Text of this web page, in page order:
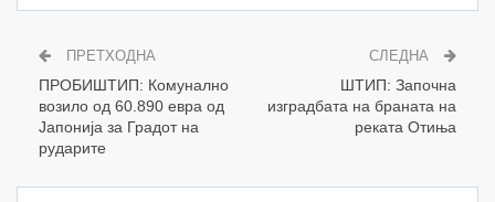
ПРЕТХОДНА
ПРОБИШТИП: Комунално
возило од 60.890 евра од
Јапонија за Градот на
рударите
СЛЕДНА
ШТИП: Започна
изградбата на браната на
реката Отиња